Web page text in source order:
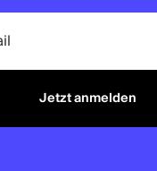
Jetzt anmelden